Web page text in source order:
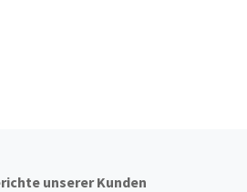
unserer Kunden